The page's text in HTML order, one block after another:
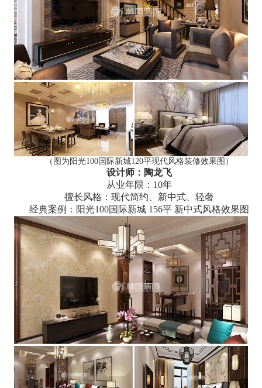
（图为阳光100国际新城120平现代风格装修效果图）
设计师：陶龙飞
从业年限：10年
擅长风格：现代简约、新中式、轻奢
经典案例：阳光100国际新城 156平 新中式风格效果图